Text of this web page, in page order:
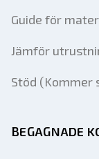
Guide för
Jämför
Stöd (Kommer
BEGAGNADE